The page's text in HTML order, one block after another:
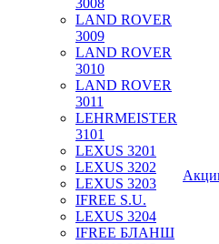
3008
LAND ROVER
3009
LAND ROVER
3010
LAND ROVER
3011
LEHRMEISTER
3101
LEXUS 3201
LEXUS 3202
LEXUS 3203
IFREE S.U.
LEXUS 3204
IFREE БЛАНШ